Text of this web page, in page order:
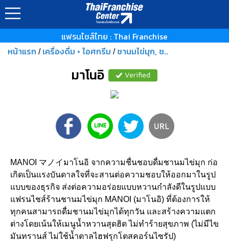
แฟรนไชส์ไทย : Thai Franchise
หน้าแรก / เครื่องดื่ม • ไอศกรีม / ชานมไข่มุก, ช..
มาโนอิ Verified
MANOI マノイมาโนอิ จากความชื่นชอบดื่มชานมไข่มุก ก่อ
เกิดเป็นแรงบันดาลใจที่จะสานต่อความชอบให้ออกมาในรูป
แบบของธุรกิจ ส่งต่อความอร่อยแบบหวานกำลังดีในรูปแบบ
แฟรนไชส์ร้านชานมไข่มุก MANOI (มาโนอิ) ที่ต้องการให้
ทุกคนสามารถดื่มชานมไข่มุกได้ทุกวัน และสร้างความแตก
ต่างโดยเน้นให้เมนูน้ำหวานสุดฮิต ไม่ทำร้ายสุขภาพ (ไม่มีไข
มันทรานส์ ไม่ใช้น้ำตาลไฮฟรุกโตสคอร์นไซรัป)